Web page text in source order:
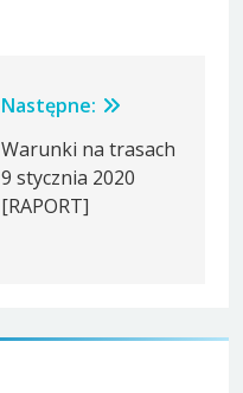
Następne:
Warunki na trasach
9 stycznia 2020
[RAPORT]